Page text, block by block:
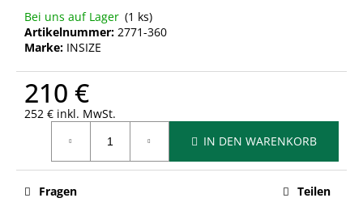
Bei uns auf Lager (1 ks)
Artikelnummer: 2771-360
Marke: INSIZE
210 €
252 € inkl. MwSt.
IN DEN WARENKORB
Fragen Teilen
e
n